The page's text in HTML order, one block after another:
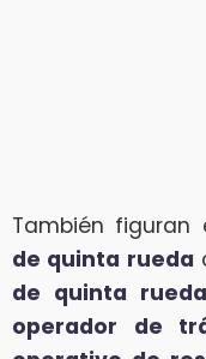
También figuran
de quinta rueda
de quinta
operador de